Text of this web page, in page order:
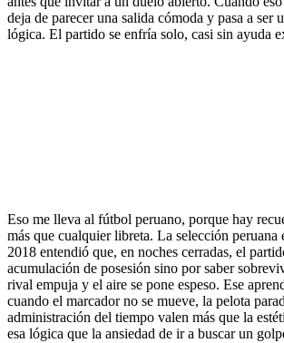
deja de parecer una salida cómoda y pasa a ser
lógica. El partido se enfría solo, casi sin ayuda
Eso me lleva al fútbol peruano, porque hay
más que cualquier libreta. La selección peruana
2018 entendió que, en noches cerradas, el
acumulación de posesión sino por saber
rival empuja y el aire se pone espeso. Ese
cuando el marcador no se mueve, la pelota
administración del tiempo valen más que la
esa lógica que la ansiedad de ir a buscar un